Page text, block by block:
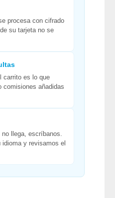
procesa con cifrado
su tarjeta no se
carrito es lo que
comisiones añadidas
llega, escríbanos.
idioma y revisamos el